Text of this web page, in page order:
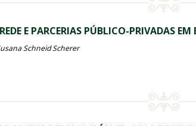
E PARCERIAS PÚBLICO-PRIVADAS
Schneid Scherer